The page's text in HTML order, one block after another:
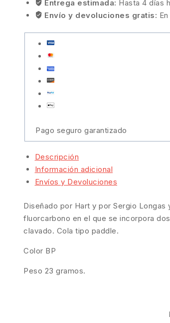
Entrega estimada: Hasta 4 días
Envío y devoluciones gratis:
Pago seguro garantizado
Descripción
Información adicional
Envíos y Devoluciones
Diseñado por Hart y por Sergio
fluorcarbono en el que se incorpora
clavado. Cola tipo paddle.
Color BP
Peso 23 gramos.